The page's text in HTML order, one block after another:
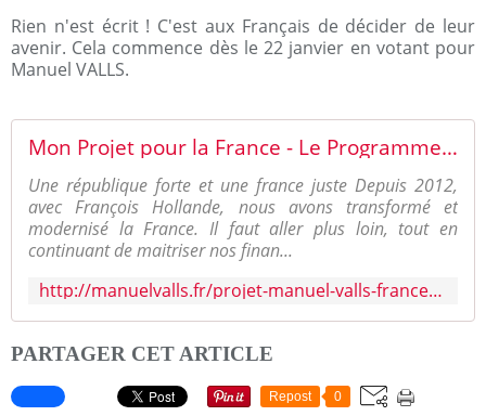
Rien n'est écrit ! C'est aux Français de décider de leur
avenir. Cela commence dès le 22 janvier en votant pour
Manuel VALLS.
Mon Projet pour la France - Le Programme de Manuel Valls | Site officiel de Manuel Valls, candidat à la présidence de la République - Primaire de la Gauche - Primaires Citoyennes
Une république forte et une france juste Depuis 2012,
avec François Hollande, nous avons transformé et
modernisé la France. Il faut aller plus loin, tout en
continuant de maitriser nos finan...
http://manuelvalls.fr/projet-manuel-valls-france-2017
PARTAGER CET ARTICLE
Repost 0